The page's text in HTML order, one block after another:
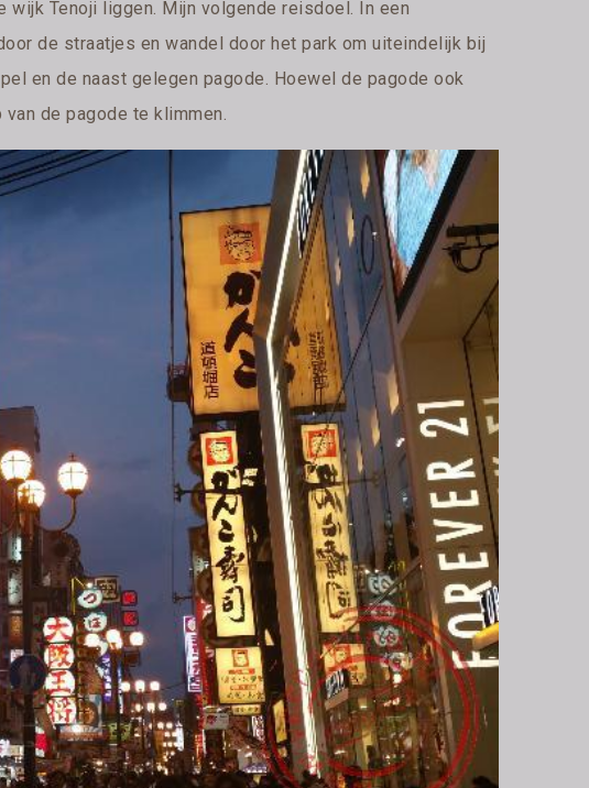
Tenoji liggen. Mijn volgende reisdoel. In een
de straatjes en wandel door het park om uiteindelijk bij
en de naast gelegen pagode. Hoewel de pagode ook
de pagode te klimmen.